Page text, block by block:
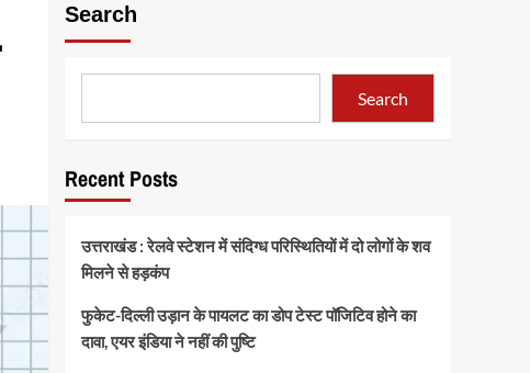
Search
Search
Recent Posts
उत्तराखंड : रेलवे स्टेशन में संदिग्ध परिस्थितियों में दो लोगों के शव
मिलने से हड़कंप
फुकेट-दिल्ली उड़ान के पायलट का डोप टेस्ट पॉजिटिव होने का
दावा, एयर इंडिया ने नहीं की पुष्टि